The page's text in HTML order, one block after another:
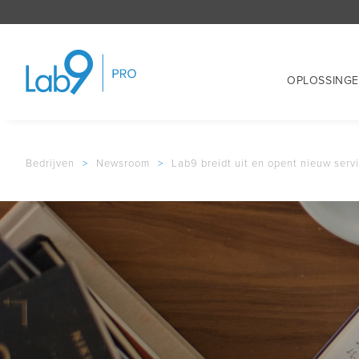
Bedrijven > Newsroom > Lab9 breidt uit en opent nieuw